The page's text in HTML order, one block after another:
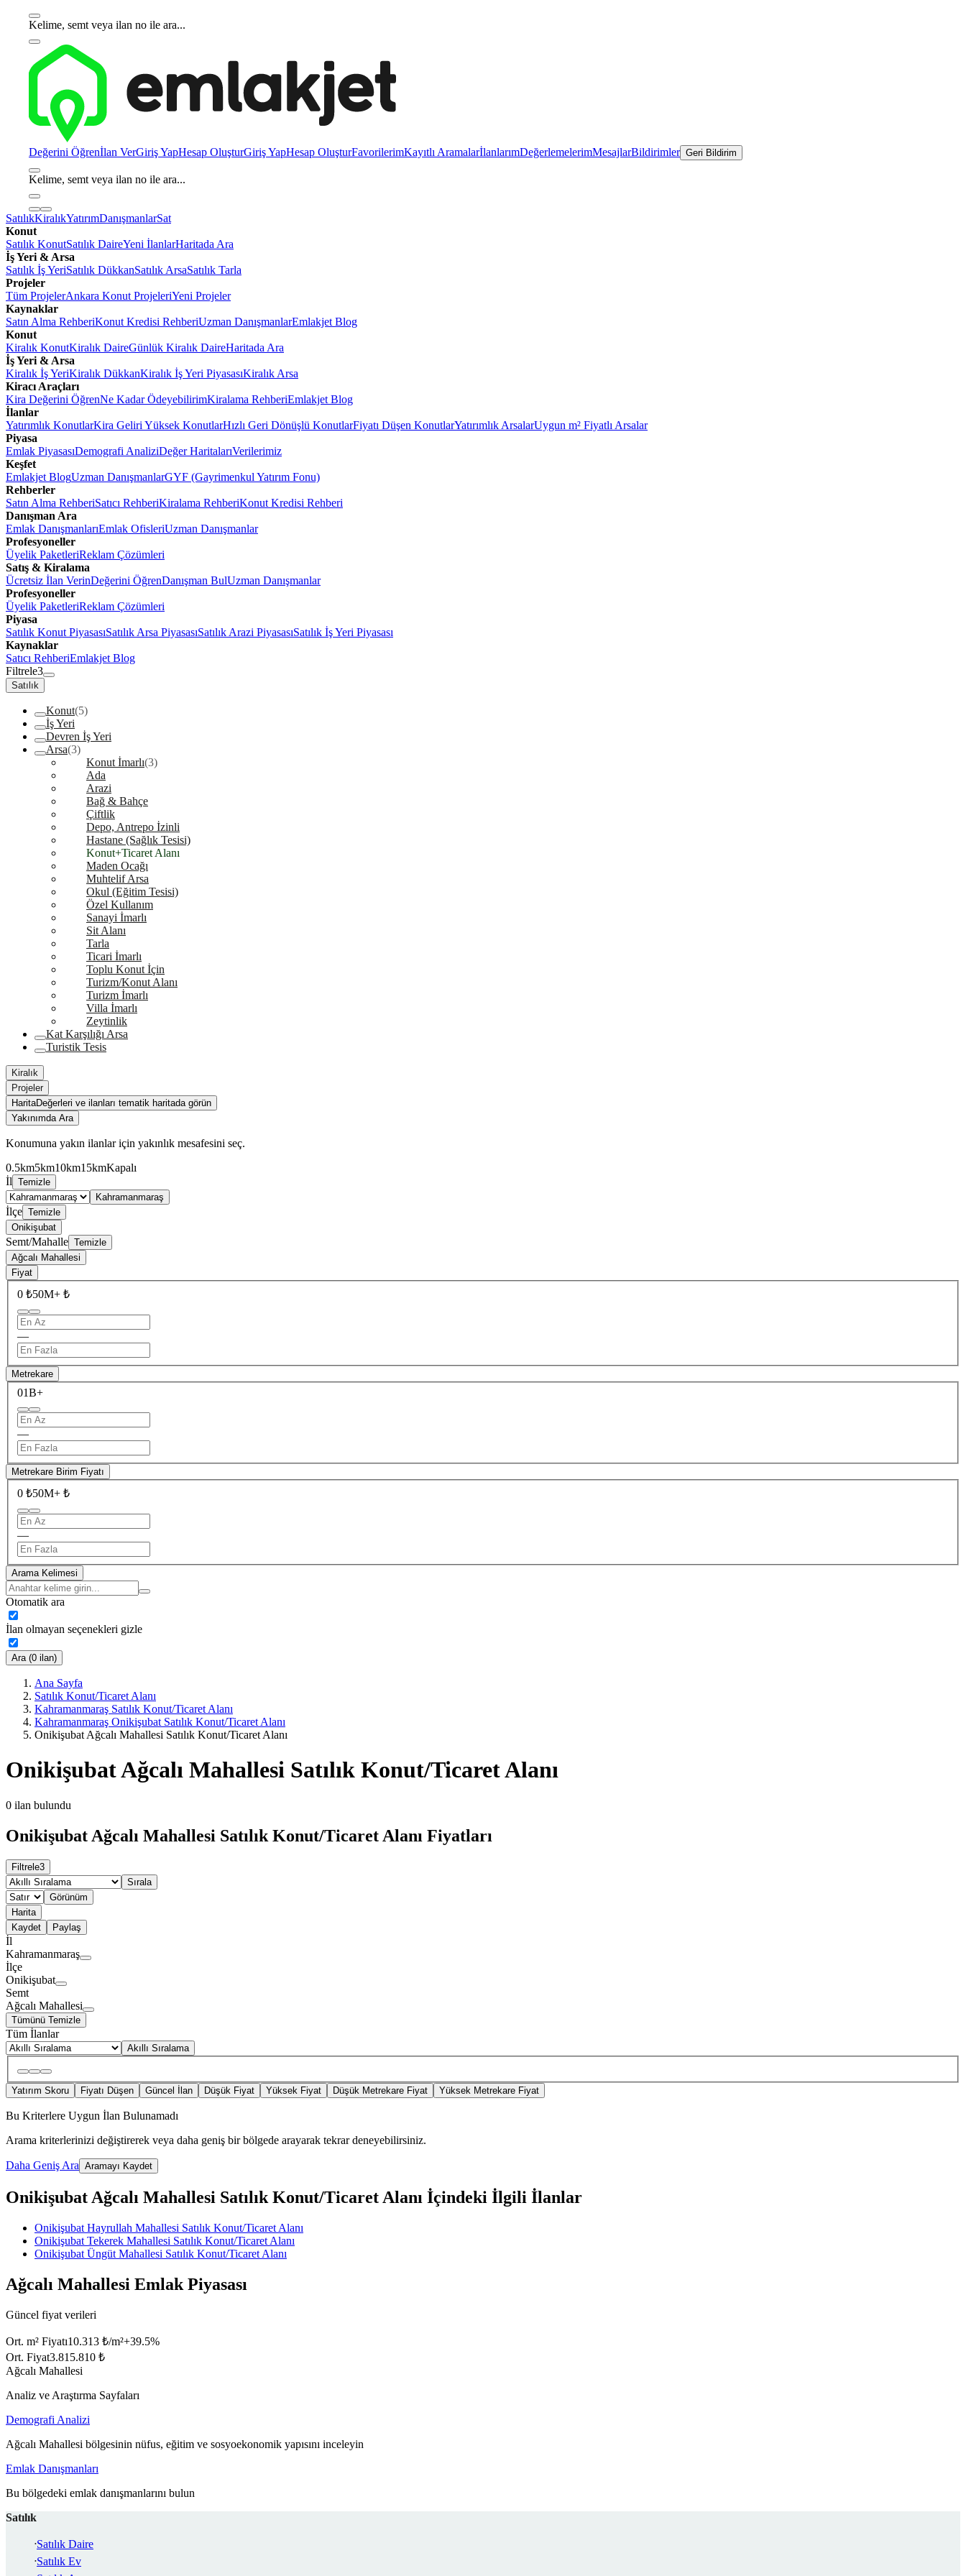
Kelime, semt veya ilan no ile ara...
Değerini Öğrenİlan VerGiriş YapHesap OluşturGiriş YapHesap OluşturFavorilerimKayıtlı AramalarİlanlarımDeğerlemelerimMesajlarBildirimler Geri Bildirim
Kelime, semt veya ilan no ile ara...
SatılıkKiralıkYatırımDanışmanlarSat
Konut
Satılık KonutSatılık DaireYeni İlanlarHaritada Ara
İş Yeri & Arsa
Satılık İş YeriSatılık DükkanSatılık ArsaSatılık Tarla
Projeler
Tüm ProjelerAnkara Konut ProjeleriYeni Projeler
Kaynaklar
Satın Alma RehberiKonut Kredisi RehberiUzman DanışmanlarEmlakjet Blog
Konut
Kiralık KonutKiralık DaireGünlük Kiralık DaireHaritada Ara
İş Yeri & Arsa
Kiralık İş YeriKiralık DükkanKiralık İş Yeri PiyasasıKiralık Arsa
Kiracı Araçları
Kira Değerini ÖğrenNe Kadar ÖdeyebilirimKiralama RehberiEmlakjet Blog
İlanlar
Yatırımlık KonutlarKira Geliri Yüksek KonutlarHızlı Geri Dönüşlü KonutlarFiyatı Düşen KonutlarYatırımlık ArsalarUygun m² Fiyatlı Arsalar
Piyasa
Emlak PiyasasıDemografi AnaliziDeğer HaritalarıVerilerimiz
Keşfet
Emlakjet BlogUzman DanışmanlarGYF (Gayrimenkul Yatırım Fonu)
Rehberler
Satın Alma RehberiSatıcı RehberiKiralama RehberiKonut Kredisi Rehberi
Danışman Ara
Emlak DanışmanlarıEmlak OfisleriUzman Danışmanlar
Profesyoneller
Üyelik PaketleriReklam Çözümleri
Satış & Kiralama
Ücretsiz İlan VerinDeğerini ÖğrenDanışman BulUzman Danışmanlar
Profesyoneller
Üyelik PaketleriReklam Çözümleri
Piyasa
Satılık Konut PiyasasıSatılık Arsa PiyasasıSatılık Arazi PiyasasıSatılık İş Yeri Piyasası
Kaynaklar
Satıcı RehberiEmlakjet Blog
Filtrele3
Satılık
Konut(5)
İş Yeri
Devren İş Yeri
Arsa(3)
Konut İmarlı(3)
Ada
Arazi
Bağ & Bahçe
Çiftlik
Depo, Antrepo İzinli
Hastane (Sağlık Tesisi)
Konut+Ticaret Alanı
Maden Ocağı
Muhtelif Arsa
Okul (Eğitim Tesisi)
Özel Kullanım
Sanayi İmarlı
Sit Alanı
Tarla
Ticari İmarlı
Toplu Konut İçin
Turizm/Konut Alanı
Turizm İmarlı
Villa İmarlı
Zeytinlik
Kat Karşılığı Arsa
Turistik Tesis
Kiralık
Projeler
HaritaDeğerleri ve ilanları tematik haritada görün
Yakınımda Ara
Konumuna yakın ilanlar için yakınlık mesafesini seç.
0.5km5km10km15kmKapalı
İl Temizle
Kahramanmaraş
İlçe Temizle
Onikişubat
Semt/Mahalle Temizle
Ağcalı Mahallesi
Fiyat
0 ₺50M+ ₺
—
Metrekare
01B+
—
Metrekare Birim Fiyatı
0 ₺50M+ ₺
—
Arama Kelimesi
Otomatik ara
İlan olmayan seçenekleri gizle
Ara (0 ilan)
Ana Sayfa
Satılık Konut/Ticaret Alanı
Kahramanmaraş Satılık Konut/Ticaret Alanı
Kahramanmaraş Onikişubat Satılık Konut/Ticaret Alanı
Onikişubat Ağcalı Mahallesi Satılık Konut/Ticaret Alanı
Onikişubat Ağcalı Mahallesi Satılık Konut/Ticaret Alanı
0 ilan bulundu
Onikişubat Ağcalı Mahallesi Satılık Konut/Ticaret Alanı Fiyatları
Filtrele3
Sırala
Görünüm
Harita
Kaydet
Paylaş
İl
Kahramanmaraş
İlçe
Onikişubat
Semt
Ağcalı Mahallesi
Tümünü Temizle
Tüm İlanlar
Akıllı Sıralama
Yatırım Skoru Fiyatı Düşen Güncel İlan Düşük Fiyat Yüksek Fiyat Düşük Metrekare Fiyat Yüksek Metrekare Fiyat
Bu Kriterlere Uygun İlan Bulunamadı
Arama kriterlerinizi değiştirerek veya daha geniş bir bölgede arayarak tekrar deneyebilirsiniz.
Daha Geniş Ara Aramayı Kaydet
Onikişubat Ağcalı Mahallesi Satılık Konut/Ticaret Alanı İçindeki İlgili İlanlar
Onikişubat Hayrullah Mahallesi Satılık Konut/Ticaret Alanı
Onikişubat Tekerek Mahallesi Satılık Konut/Ticaret Alanı
Onikişubat Üngüt Mahallesi Satılık Konut/Ticaret Alanı
Ağcalı Mahallesi Emlak Piyasası
Güncel fiyat verileri
Ort. m² Fiyatı10.313 ₺/m²+39.5%
Ort. Fiyat3.815.810 ₺
Ağcalı Mahallesi
Analiz ve Araştırma Sayfaları
Demografi Analizi
Ağcalı Mahallesi bölgesinin nüfus, eğitim ve sosyoekonomik yapısını inceleyin
Emlak Danışmanları
Bu bölgedeki emlak danışmanlarını bulun
Satılık
Satılık Daire
Satılık Ev